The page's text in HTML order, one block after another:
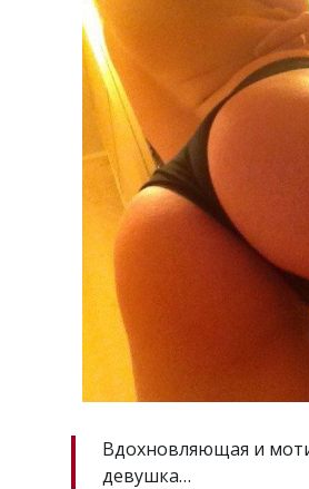
Вдохновляющая и
девушка…